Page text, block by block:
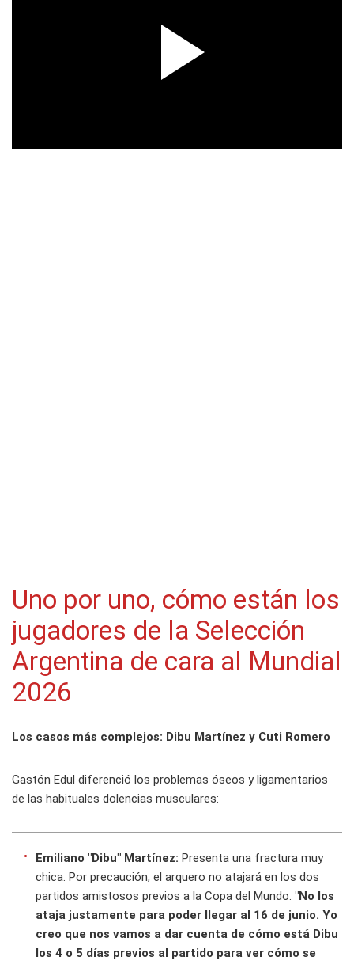
Uno por uno, cómo están los
jugadores de la Selección
Argentina de cara al Mundial
2026
Los casos más complejos: Dibu Martínez y Cuti Romero
Gastón Edul diferenció los problemas óseos y ligamentarios
de las habituales dolencias musculares:
Emiliano "Dibu" Martínez: Presenta una fractura muy
chica. Por precaución, el arquero no atajará en los dos
partidos amistosos previos a la Copa del Mundo. "No los
ataja justamente para poder llegar al 16 de junio. Yo
creo que nos vamos a dar cuenta de cómo está Dibu
los 4 o 5 días previos al partido para ver cómo se